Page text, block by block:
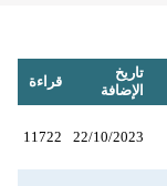
تاريخ
الإضافة
قراءة
22/10/2023
11722